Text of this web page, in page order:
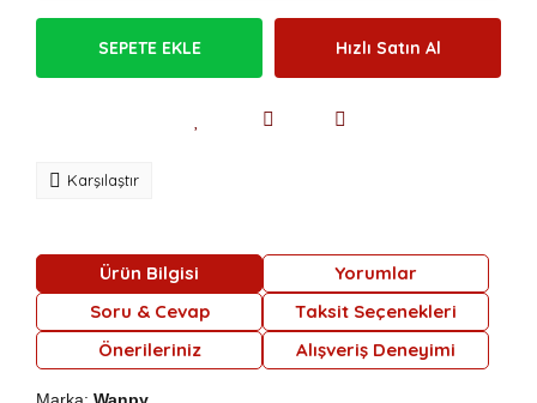
SEPETE EKLE Hızlı Satın Al
Karşılaştır
Ürün Bilgisi
Yorumlar
Soru & Cevap
Taksit Seçenekleri
Önerileriniz
Alışveriş Deneyimi